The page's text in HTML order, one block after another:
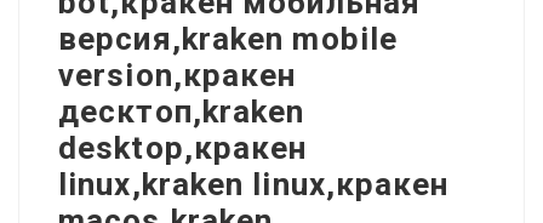
версия,kraken mobile
version,кракен
десктоп,kraken
desktop,кракен
linux,kraken linux,кракен